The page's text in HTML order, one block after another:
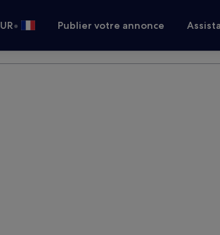
• Publier votre annonce